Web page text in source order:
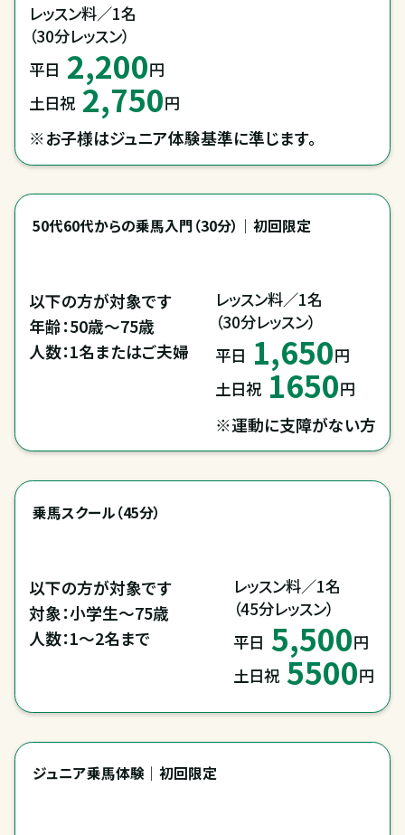
レッスン料／1名
（30分レッスン）
平日 2,200円
土日祝 2,750円
※お子様はジュニア体験基準に準じます。
50代60代からの乗馬入門（30分）｜初回限定
以下の方が対象です
年齢：50歳～75歳
人数：1名またはご夫婦
レッスン料／1名
（30分レッスン）
平日 1,650円
土日祝 1650円
※運動に支障がない方
乗馬スクール（45分）
以下の方が対象です
対象：小学生～75歳
人数：1～2名まで
レッスン料／1名
（45分レッスン）
平日 5,500円
土日祝 5500円
ジュニア乗馬体験｜初回限定